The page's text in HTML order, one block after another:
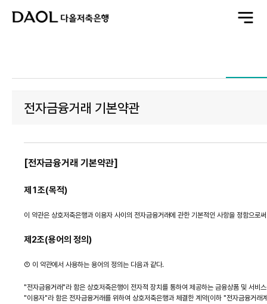
전
체
전자금융거래 기본약관
[전자금융거래 기본약관]
제1조(목적)
이 약관은 상호저축은행과 이용자 사이의 전자금융거래에 관한 기본적인 사항을 정함으
제2조(용어의 정의)
① 이 약관에서 사용하는 용어의 정의는 다음과 같다.
"전자금융거래"라 함은 상호저축은행이 전자적 장치를 통하여 제공하는 금융상품 및 서비
"이용자"라 함은 전자금융거래를 위하여 상호저축은행과 체결한 계약(이하 "전자금융거래